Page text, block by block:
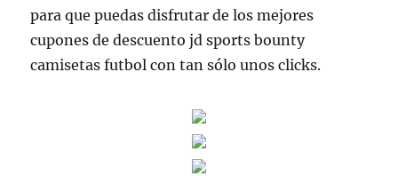
para que puedas disfrutar de los mejores
cupones de descuento jd sports bounty
camisetas futbol con tan sólo unos clicks.